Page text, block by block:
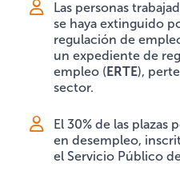
Las personas
se haya extinguido
regulación de
un expediente de
empleo (ERTE),
sector.
El 30% de las plazas
en desempleo,
el Servicio Público